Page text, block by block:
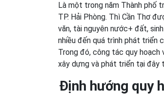
Là một trong năm Thành phố
TP. Hải Phòng. Thì Cần Thơ
văn, tài nguyên nước+ đất,
nhiều đến quá trình phát triển
Trong đó, công tác quy hoạch
xây dựng và phát triển tại đây
Định hướng quy